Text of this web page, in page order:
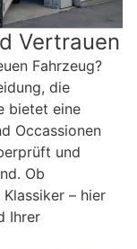
Vertrauen
Fahrzeug?
die
bietet eine
Occassionen
und
Ob
– hier
Ihrer